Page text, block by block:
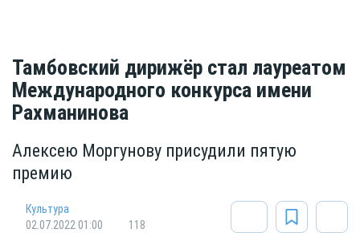
Тамбовский дирижёр стал лауреатом
Международного конкурса имени
Рахманинова
Алексею Моргунову присудили пятую
премию
Культура
02.07.2022 01:00
118